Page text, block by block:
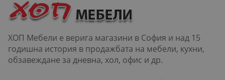
ХОП Мебели е верига магазини в София и над 15
годишна история в продажбата на мебели, кухни,
обзавеждане за дневна, хол, офис и др.